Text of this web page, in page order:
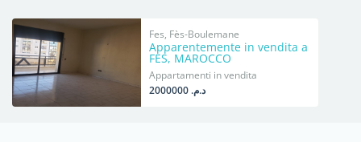
Fes, Fès-Boulemane
Apparentemente in vendita a
FES, MAROCCO
Appartamenti in vendita
د.م. 2000000